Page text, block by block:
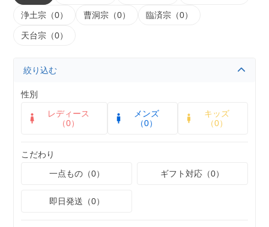
浄土宗（0） 曹洞宗（0） 臨済宗（0）
天台宗（0）
絞り込む
性別
レディース
（0）
メンズ
（0）
キッズ
（0）
こだわり
一点もの（0）
ギフト対応（0）
即日発送（0）